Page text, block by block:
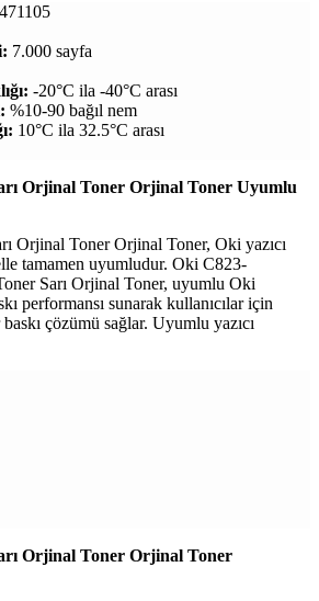
7.000 sayfa
-20°C ila -40°C arası
%10-90 bağıl nem
10°C ila 32.5°C arası
Orjinal Toner Orjinal Toner Uyumlu
Orjinal Toner Orjinal Toner, Oki yazıcı
tamamen uyumludur. Oki C823-
Sarı Orjinal Toner, uyumlu Oki
performansı sunarak kullanıcılar için
çözümü sağlar. Uyumlu yazıcı
Orjinal Toner Orjinal Toner